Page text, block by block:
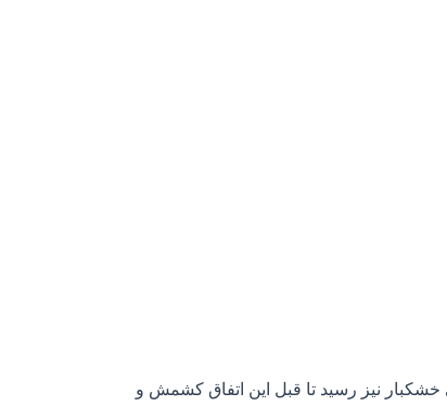
کلی خشکبار نیز رسید تا قبل این اتفاق کشمش و